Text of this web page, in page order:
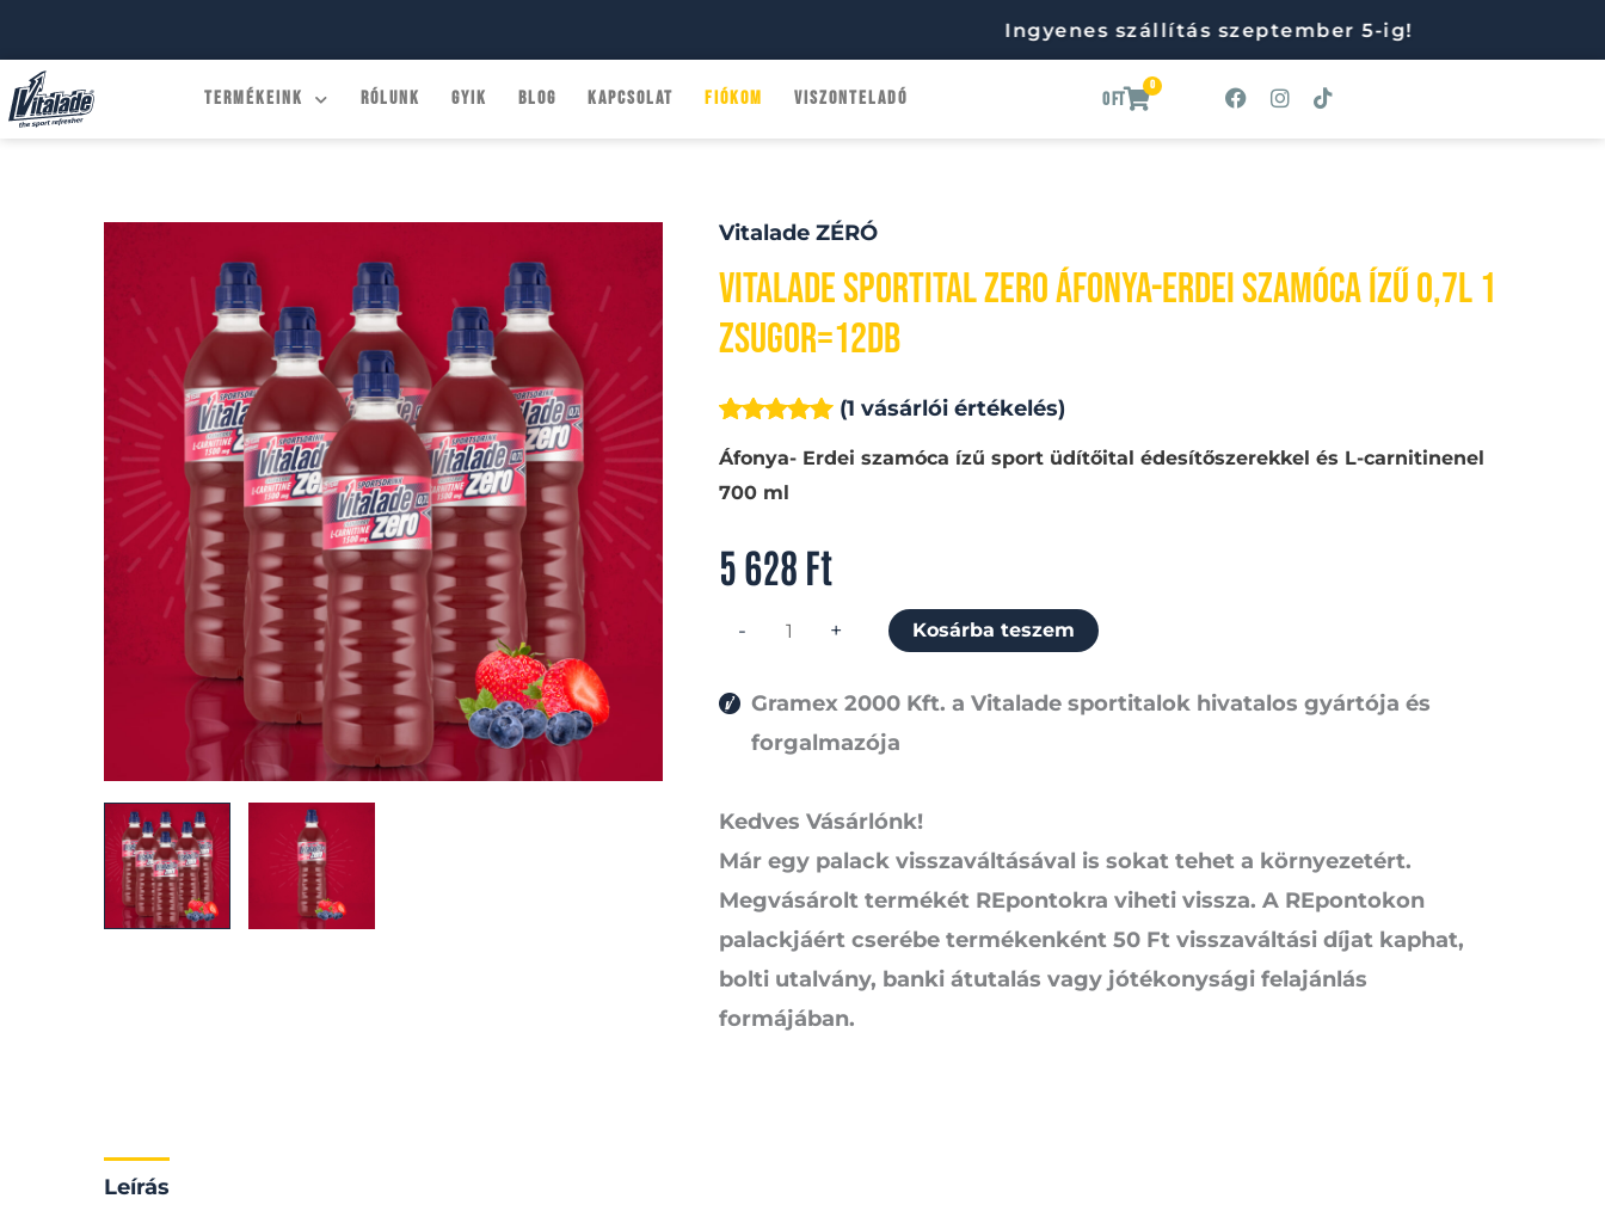
content
Ingyenes szállítás szeptember 5-ig!
Termékeink Rólunk GYIK Blog Kapcsolat Fiókom Viszonteladó 0Ft
0
Kosár Facebook
Instagram
Tiktok
Vitalade ZÉRÓ
Vitalade sportital ZERO ÁFONYA-ERDEI SZAMÓCA ízű 0,7l 1
zsugor=12db
5.00az 5-
ből,
értékelés
(1 vásárlói értékelés)
Áfonya- Erdei szamóca ízű sport üdítőital édesítőszerekkel és L-carnitinenel
700 ml
5 628 Ft
-
Vitalade
sportital
ZERO
ÁFONYA-
SZAMÓCA
ízű
0,7l
zsugor=12db
mennyiség+ Kosárba teszem
Gramex 2000 Kft. a Vitalade sportitalok hivatalos gyártója és
forgalmazója
Kedves Vásárlónk!
Már egy palack visszaváltásával is sokat tehet a környezetért.
Megvásárolt termékét REpontokra viheti vissza. A REpontokon
palackjáért cserébe termékenként 50 Ft visszaváltási díjat kaphat,
bolti utalvány, banki átutalás vagy jótékonysági felajánlás
formájában.
Leírás